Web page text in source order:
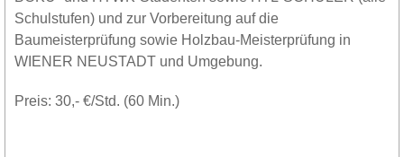
Schulstufen) und zur Vorbereitung auf die
Baumeisterprüfung sowie Holzbau-Meisterprüfung in
WIENER NEUSTADT und Umgebung.
Preis: 30,- €/Std. (60 Min.)